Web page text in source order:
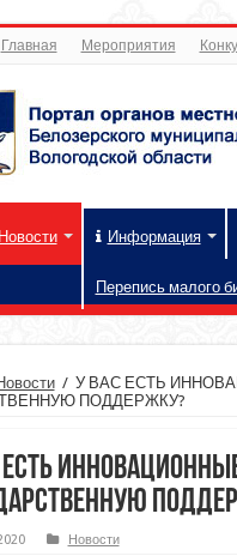
Главная Мероприятия
Новости Информация
Перепись малого
/ У ВАС ЕСТЬ
ПОДДЕРЖКУ?
ЕСТЬ
Новости